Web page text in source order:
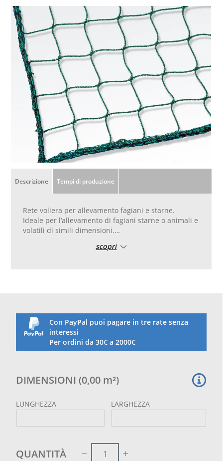
Descrizione Tempi di produzione
Rete voliera per allevamento fagiani e starne.
Ideale per l‘allevamento di fagiani starne o animali e
volatili di simili dimensioni.
non essere abrasiva per l‘animale. Realizzata in
perimetrale con corda diam. 8 mm compresa nel
prezzo.
scopri
Con PayPal puoi pagare in tre rate senza
interessi
Per ordini da 30€ a 2000€
DIMENSIONI (0,00 m²)
LUNGHEZZA LARGHEZZA
QUANTITÀ